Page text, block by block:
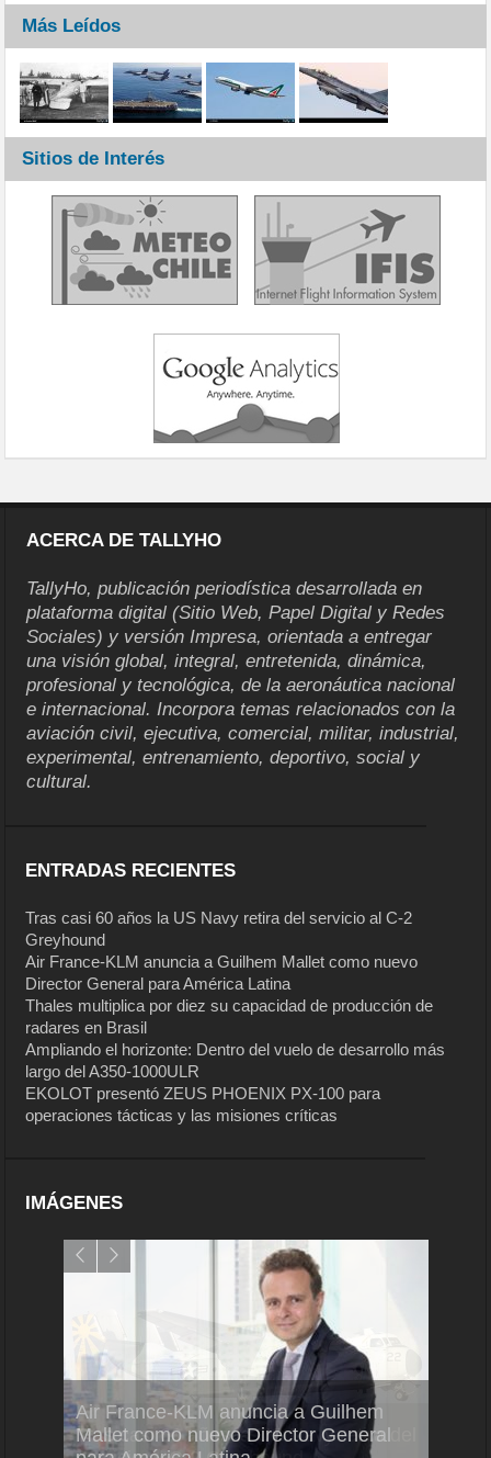
Más Leídos
Sitios de Interés
ACERCA DE TALLYHO
TallyHo, publicación periodística desarrollada en
plataforma digital (Sitio Web, Papel Digital y Redes
Sociales) y versión Impresa, orientada a entregar
una visión global, integral, entretenida, dinámica,
profesional y tecnológica, de la aeronáutica nacional
e internacional. Incorpora temas relacionados con la
aviación civil, ejecutiva, comercial, militar, industrial,
experimental, entrenamiento, deportivo, social y
cultural.
ENTRADAS RECIENTES
Tras casi 60 años la US Navy retira del servicio al C-2
Greyhound
Air France-KLM anuncia a Guilhem Mallet como nuevo
Director General para América Latina
Thales multiplica por diez su capacidad de producción de
radares en Brasil
Ampliando el horizonte: Dentro del vuelo de desarrollo más
largo del A350-1000ULR
EKOLOT presentó ZEUS PHOENIX PX-100 para
operaciones tácticas y las misiones críticas
IMÁGENES
Air France-KLM anuncia a Guilhem
Mallet como nuevo Director General